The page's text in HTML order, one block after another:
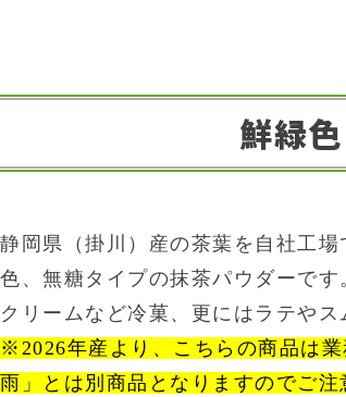
鮮緑
静岡県（掛川）産の茶葉を自社工
色、無糖タイプの抹茶パウダーで
クリームなど冷菓、更にはラテや
※2026年産より、こちらの商品は
雨」とは別商品となりますのでご注